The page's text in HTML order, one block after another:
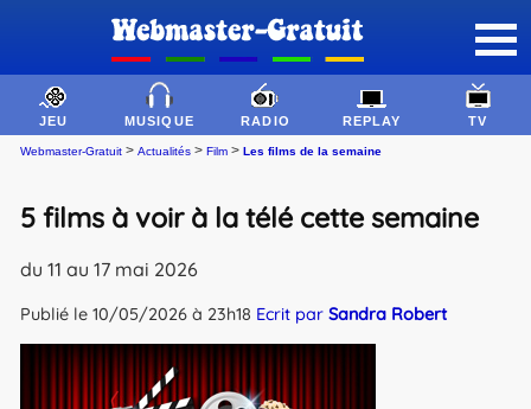
JEU MUSIQUE RADIO REPLAY TV
Webmaster-Gratuit > Actualités > Film > Les films de la semaine
5 films à voir à la télé cette semaine
du 11 au 17 mai 2026
Publié le 10/05/2026 à 23h18 Ecrit par Sandra Robert